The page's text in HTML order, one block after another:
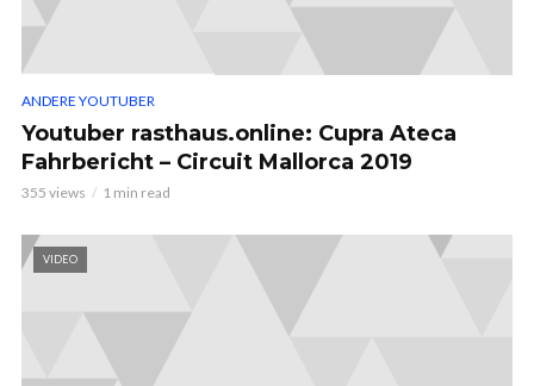
ANDERE YOUTUBER
Youtuber rasthaus.online: Cupra Ateca
Fahrbericht – Circuit Mallorca 2019
355 views 1 min read
VIDEO